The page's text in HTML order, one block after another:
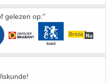
gelezen op:"